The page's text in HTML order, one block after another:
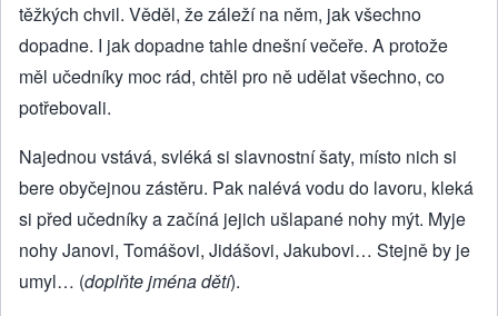
těžkých chvil. Věděl, že záleží na něm, jak všechno
dopadne. I jak dopadne tahle dnešní večeře. A protože
měl učedníky moc rád, chtěl pro ně udělat všechno, co
potřebovali.
Najednou vstává, svléká si slavnostní šaty, místo nich si
bere obyčejnou zástěru. Pak nalévá vodu do lavoru, kleká
si před učedníky a začíná jejich ušlapané nohy mýt. Myje
nohy Janovi, Tomášovi, Jidášovi, Jakubovi… Stejně by je
umyl… (doplňte jména dětí).